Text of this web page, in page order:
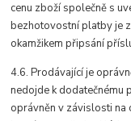
cenu zboží společně s
bezhotovostní platby je
okamžikem připsání
4.6. Prodávající je
nedojde k dodatečnému
oprávněn v závislosti na